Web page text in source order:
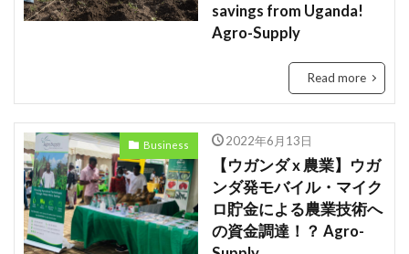
savings from Uganda!
Agro-Supply
Read more
Business 2022年6月13日
【ウガンダ x 農業】ウガ
ンダ発モバイル・マイク
ロ貯金による農業技術へ
の資金調達！？ Agro-